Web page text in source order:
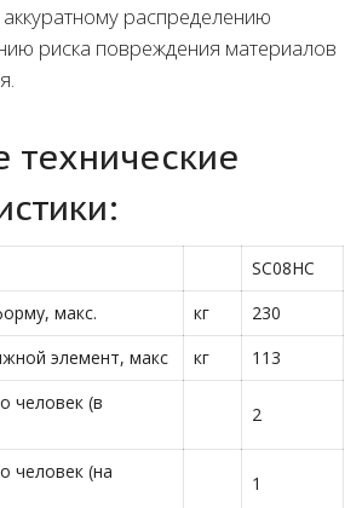
аккуратному распределению
риска повреждения материалов
технические
SC08HC
макс.
кг
230
элемент, макс
кг
113
человек (в
2
человек (на
1